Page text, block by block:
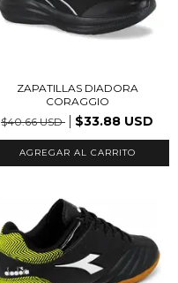
ZAPATILLAS DIADORA
CORAGGIO
$40.66 USD
$33.88 USD
AGREGAR AL CARRITO